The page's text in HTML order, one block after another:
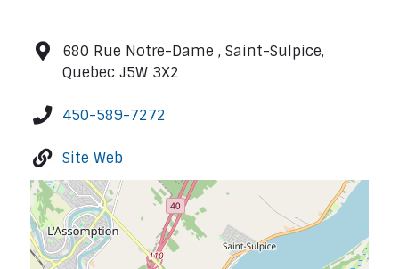
680 Rue Notre-Dame , Saint-Sulpice,
Quebec J5W 3X2
450-589-7272
Site Web